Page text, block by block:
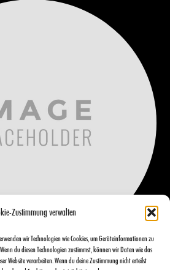
Zustimmung verwalten
wir Technologien wie Cookies, um Geräteinformationen zu
du diesen Technologien zustimmst, können wir Daten wie das
Website verarbeiten. Wenn du deine Zustimmung nicht erteilst
APRIL